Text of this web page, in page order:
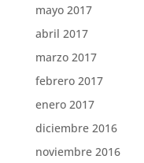
mayo 2017
abril 2017
marzo 2017
febrero 2017
enero 2017
diciembre 2016
noviembre 2016